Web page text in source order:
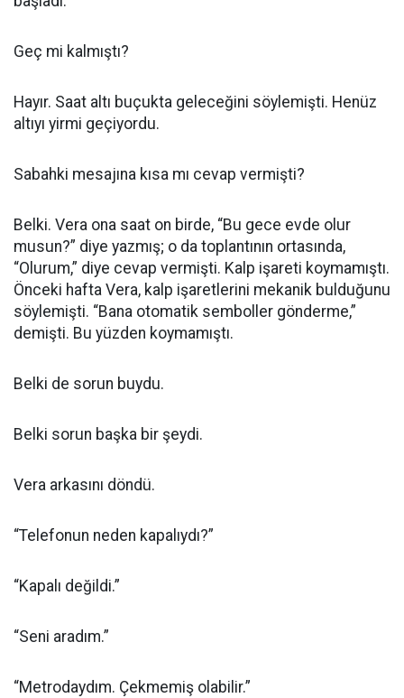
Geç mi kalmıştı?
Hayır. Saat altı buçukta geleceğini söylemişti. Henüz
altıyı yirmi geçiyordu.
Sabahki mesajına kısa mı cevap vermişti?
Belki. Vera ona saat on birde, “Bu gece evde olur
musun?” diye yazmış; o da toplantının ortasında,
“Olurum,” diye cevap vermişti. Kalp işareti koymamıştı.
Önceki hafta Vera, kalp işaretlerini mekanik bulduğunu
söylemişti. “Bana otomatik semboller gönderme,”
demişti. Bu yüzden koymamıştı.
Belki de sorun buydu.
Belki sorun başka bir şeydi.
Vera arkasını döndü.
“Telefonun neden kapalıydı?”
“Kapalı değildi.”
“Seni aradım.”
“Metrodaydım. Çekmemiş olabilir.”